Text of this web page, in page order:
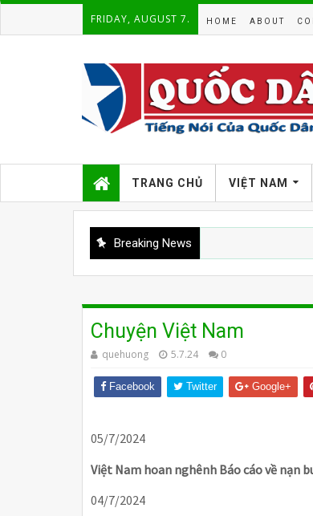
FRIDAY, AUGUST 7. HOME ABOUT
TRANG CHỦ VIỆT NAM
Breaking News
Chuyện Việt Nam
quehuong 5.7.24 0
Facebook Twitter Google+
05/7/2024
Việt Nam hoan nghênh Báo cáo về nạn
04/7/2024